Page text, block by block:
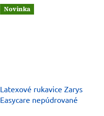
Novinka
Latexové rukavice Zarys
Easycare nepúdrované